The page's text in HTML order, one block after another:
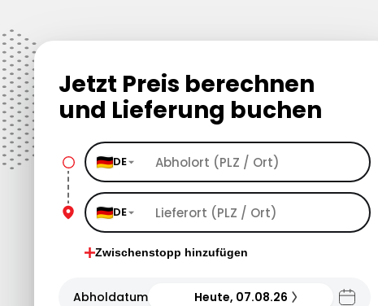
Jetzt Preis berechnen
und Lieferung buchen
DE
DE
Zwischenstopp hinzufügen
Abholdatum Heute, 07.08.26